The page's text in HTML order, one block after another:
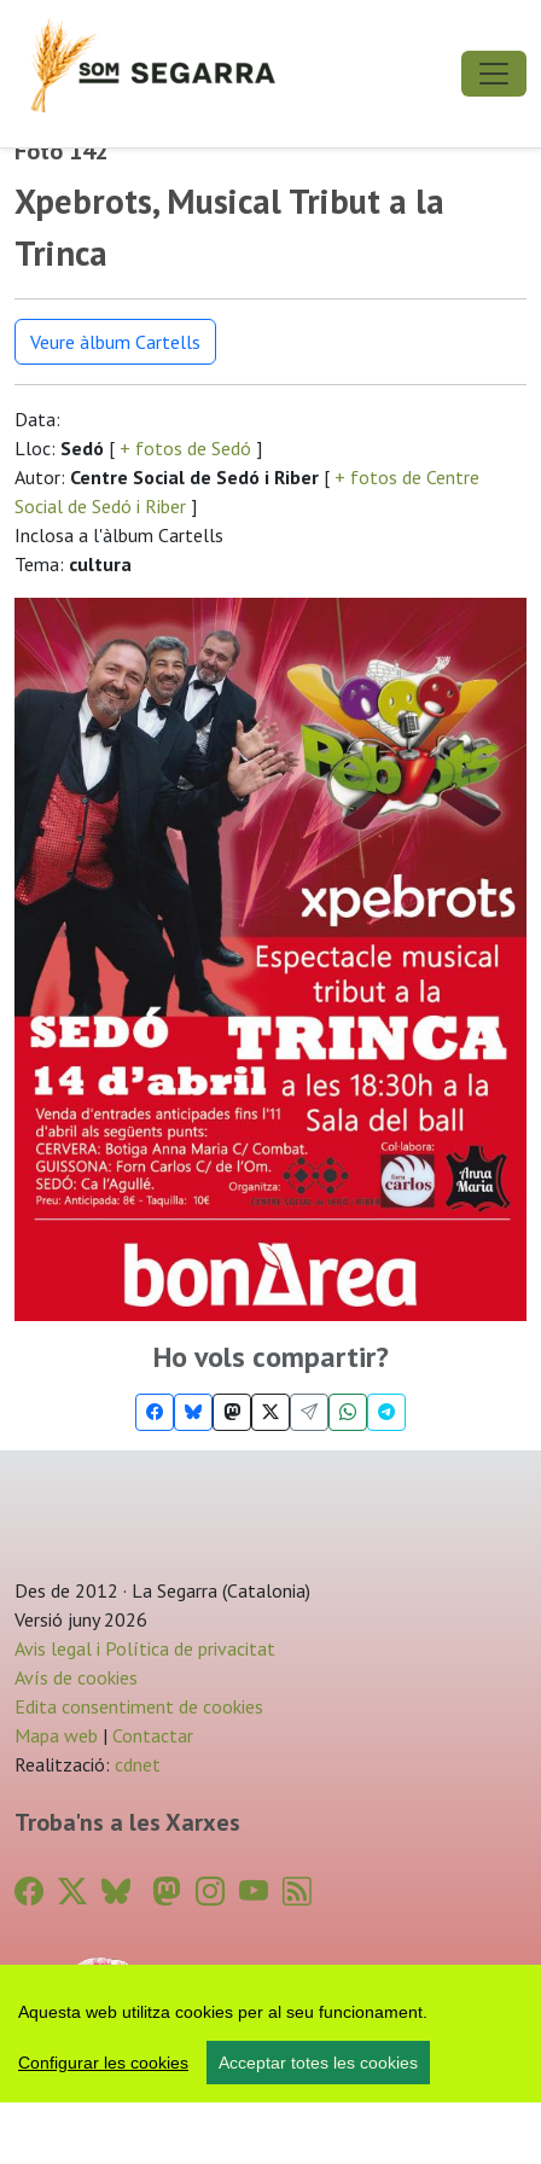
Aquesta web utilitza cookies per al seu funcionament.
Configurar les cookies Acceptar totes les cookies
Foto 142
Xpebrots, Musical Tribut a la
Trinca
Veure àlbum Cartells
Data:
Lloc: Sedó [ + fotos de Sedó ]
Autor: Centre Social de Sedó i Riber [ + fotos de Centre
Social de Sedó i Riber ]
Inclosa a l'àlbum Cartells
Tema: cultura
Ho vols compartir?
Des de 2012 · La Segarra (Catalonia)
Versió juny 2026
Avis legal i Política de privacitat
Avís de cookies
Edita consentiment de cookies
Mapa web | Contactar
Realització: cdnet
Troba'ns a les Xarxes